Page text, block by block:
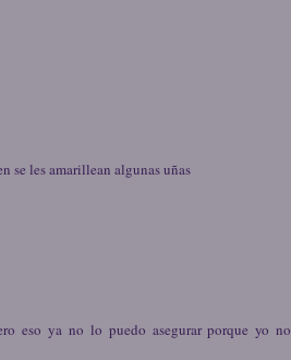
se les amarillean algunas uñas
eso ya no lo puedo asegurar porque yo no